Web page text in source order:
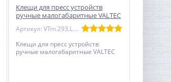
Клещи для пресс устройств
ручные малогабаритные VALTEC
Артикул: VTm.293.L.1620
Клещи для пресс устройств
ручные малогабаритные VALTEC